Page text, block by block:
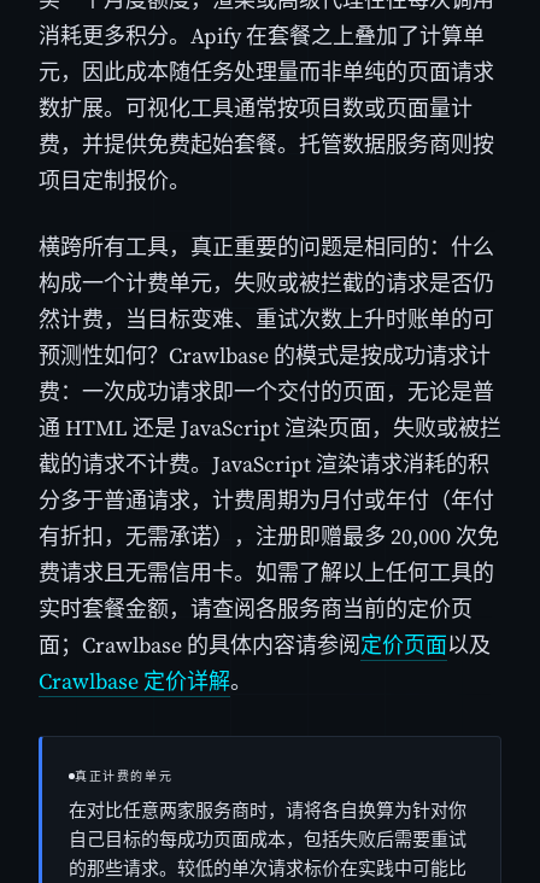
消耗更多积分。Apify 在套餐之上叠加了计算单
元，因此成本随任务处理量而非单纯的页面请求
数扩展。可视化工具通常按项目数或页面量计
费，并提供免费起始套餐。托管数据服务商则按
项目定制报价。
横跨所有工具，真正重要的问题是相同的：什么
构成一个计费单元，失败或被拦截的请求是否仍
然计费，当目标变难、重试次数上升时账单的可
预测性如何？Crawlbase 的模式是按成功请求计
费：一次成功请求即一个交付的页面，无论是普
通 HTML 还是 JavaScript 渲染页面，失败或被拦
截的请求不计费。JavaScript 渲染请求消耗的积
分多于普通请求，计费周期为月付或年付（年付
有折扣，无需承诺），注册即赠最多 20,000 次免
费请求且无需信用卡。如需了解以上任何工具的
实时套餐金额，请查阅各服务商当前的定价页
面；Crawlbase 的具体内容请参阅定价页面以及
Crawlbase 定价详解。
真正计费的单元
在对比任意两家服务商时，请将各自换算为针对你
自己目标的每成功页面成本，包括失败后需要重试
的那些请求。较低的单次请求标价在实践中可能比